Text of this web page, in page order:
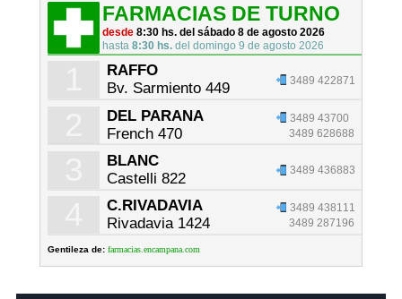
FARMACIAS DE TURNO
desde8:30 hs. del sábado 8 de agosto 2026
hasta8:30 hs. del domingo 9 de agosto 2026
RAFFO
Bv. Sarmiento 449
3489 422871
DEL PARANA
French 470
3489 43700
3489 628688
BLANC
Castelli 822
3489 436883
C.RIVADAVIA
Rivadavia 1424
3489 438111
3489 287196
Gentileza de: farmacias.encampana.com